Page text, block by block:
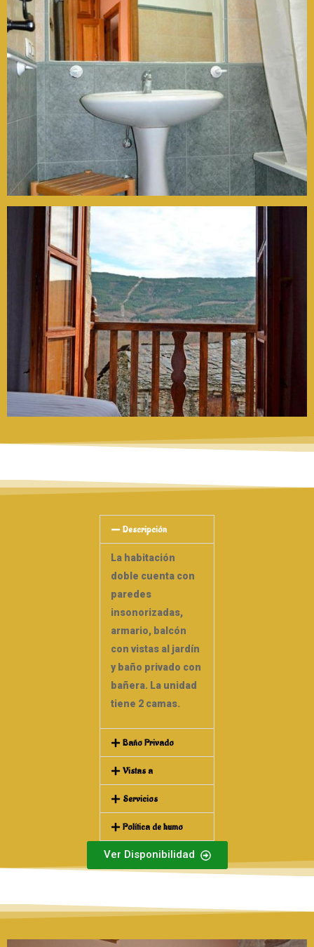
Descripción
La habitación
doble cuenta con
paredes
insonorizadas,
armario, balcón
con vistas al jardín
y baño privado con
bañera. La unidad
tiene 2 camas.
Baño Privado
Vistas a
Servicios
Política de humo
Ver Disponibilidad